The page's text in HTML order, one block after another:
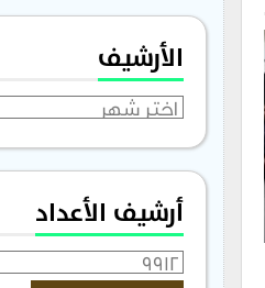
الأرشيف
الأرشيف
أرشيف الأعداد